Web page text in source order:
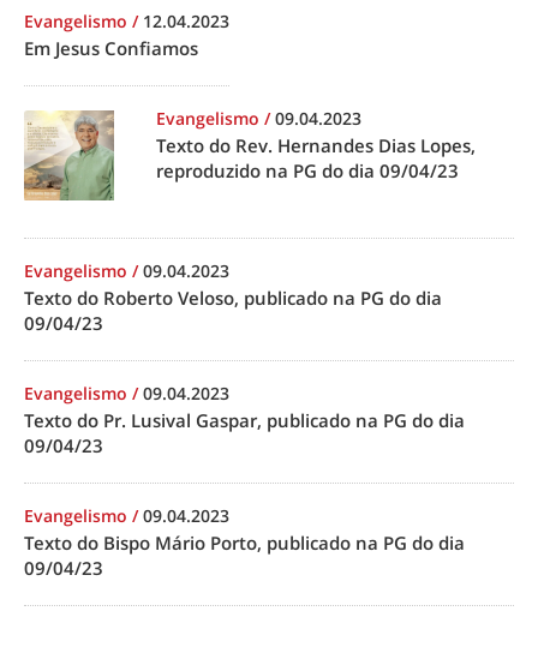
Evangelismo / 12.04.2023
Em Jesus Confiamos
Evangelismo /09.04.2023
Texto do Rev. Hernandes Dias Lopes,
reproduzido na PG do dia 09/04/23
Evangelismo /09.04.2023
Texto do Roberto Veloso, publicado na PG do dia
09/04/23
Evangelismo /09.04.2023
Texto do Pr. Lusival Gaspar, publicado na PG do dia
09/04/23
Evangelismo /09.04.2023
Texto do Bispo Mário Porto, publicado na PG do dia
09/04/23